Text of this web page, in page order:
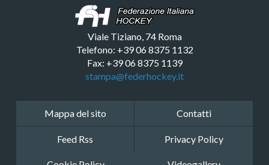
Viale Tiziano, 74 Roma
Telefono: +39 06 8375 1132
Fax: +39 06 8375 1139
stampa@federhockey.it
Mappa del sito Contatti
Feed Rss Privacy Policy